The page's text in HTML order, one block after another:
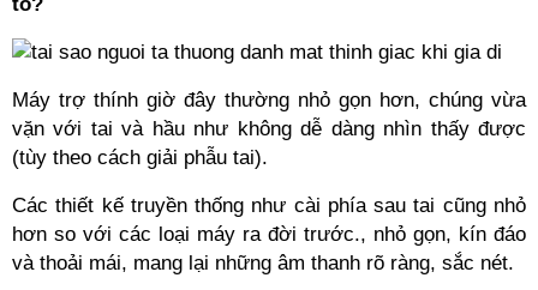
Máy trợ thính giờ đây thường nhỏ gọn hơn, chúng vừa
vặn với tai và hầu như không dễ dàng nhìn thấy được
(tùy theo cách giải phẫu tai).
Các thiết kế truyền thống như cài phía sau tai cũng nhỏ
hơn so với các loại máy ra đời trước., nhỏ gọn, kín đáo
và thoải mái, mang lại những âm thanh rõ ràng, sắc nét.